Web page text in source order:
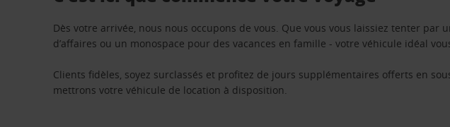
Dès votre arrivée, nous nous occupons de vous. Que vous vous laissiez tenter
d’affaires ou un monospace pour des vacances en famille - votre véhicule idéal
Clients fidèles, soyez surclassés et profitez de jours supplémentaires offerts en
mettrons votre véhicule de location à disposition.